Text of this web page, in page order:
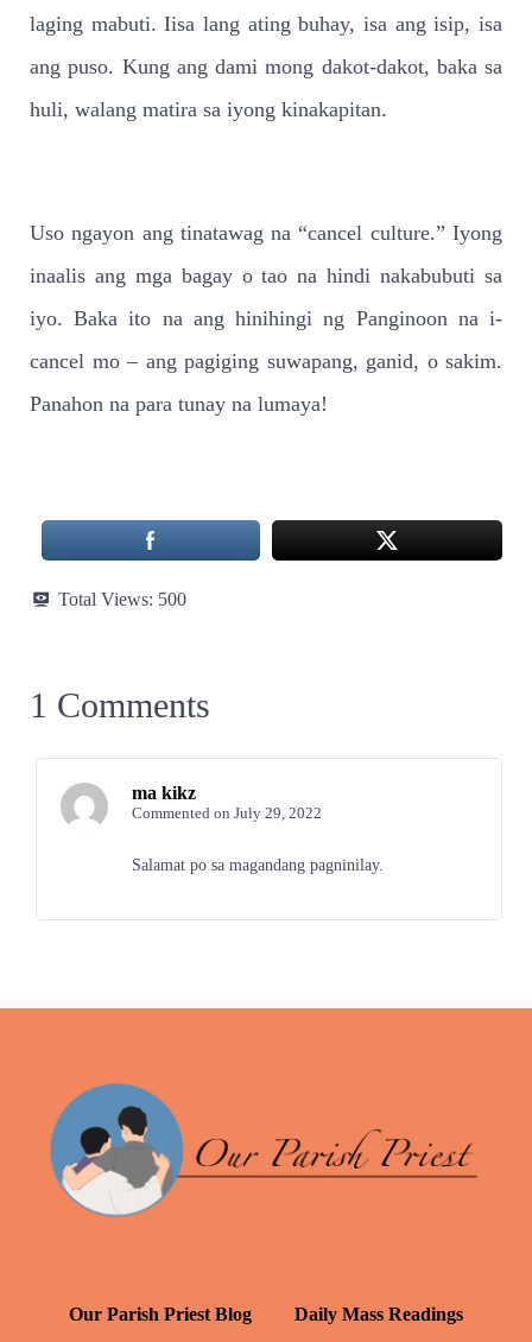
laging mabuti. Iisa lang ating buhay, isa ang isip, isa
ang puso. Kung ang dami mong dakot-dakot, baka sa
huli, walang matira sa iyong kinakapitan.
Uso ngayon ang tinatawag na “cancel culture.” Iyong
inaalis ang mga bagay o tao na hindi nakabubuti sa
iyo. Baka ito na ang hinihingi ng Panginoon na i-
cancel mo – ang pagiging suwapang, ganid, o sakim.
Panahon na para tunay na lumaya!
Total Views: 500
1 Comments
ma kikz
Commented on July 29, 2022
Salamat po sa magandang pagninilay.
Our Parish Priest Blog Daily Mass Readings